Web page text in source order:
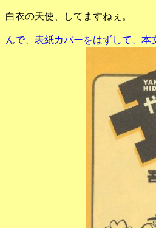
白衣の天使、してますねぇ。
んで、 表紙カバーをはずして、本